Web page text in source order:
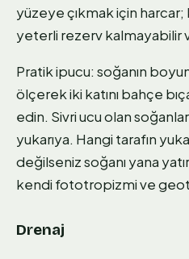
yüzeye çıkmak için
yeterli rezerv kalmayabilir
Pratik ipucu: soğanın
ölçerek iki katını bahçe
edin. Sivri ucu olan
yukarıya. Hangi tarafın
değilseniz soğanı yana
kendi fototropizmi ve
Drenaj